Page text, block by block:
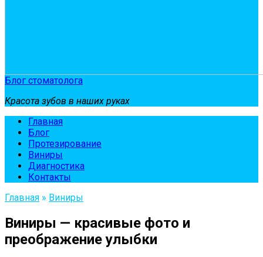
Блог стоматолога
Красота зубов в наших руках
Главная
Блог
Протезирование
Виниры
Диагностика
Контакты
Главная » Виниры
Виниры — красивые фото и
преображение улыбки